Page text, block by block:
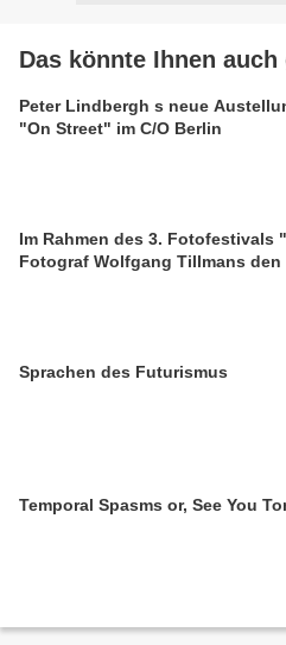
Das könnte Ihnen auch
Peter Lindbergh s neue
"On Street" im C/O Berlin
Im Rahmen des 3.
Fotograf Wolfgang Tillmans
Sprachen des Futurismus
Temporal Spasms or, See You